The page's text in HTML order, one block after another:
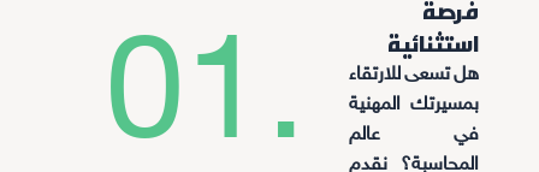
01.
فرصة
استثنائية
هل تسعى للارتقاء
بمسيرتك المهنية
في عالم
المحاسبة؟ نقدم